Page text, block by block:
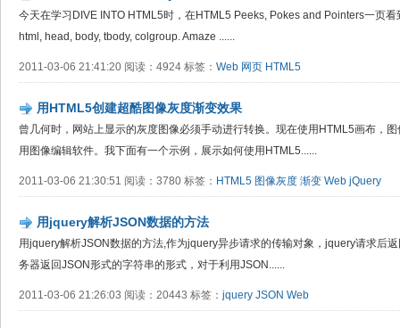
今天在学习DIVE INTO HTML5时，在HTML5 Peeks, Pokes and Pointers一页
html, head, body, tbody, colgroup. Amaze ......
2011-03-06 21:41:20 阅读：4924 标签： Web 网页 HTML5
用HTML5创建超酷图像灰度渐变效果
曾几何时，网站上显示的灰度图像必须手动进行转换。现在使用HTML5画布，
用图像编辑软件。我下面有一个示例，展示如何使用HTML5......
2011-03-06 21:30:51 阅读：3780 标签： HTML5 图像灰度 渐变 Web jQuery
用jquery解析JSON数据的方法
用jquery解析JSON数据的方法,作为jquery异步请求的传输对象，jquery请求后
务器返回JSON形式的字符串的形式，对于利用JSON......
2011-03-06 21:26:03 阅读：20443 标签： jquery JSON Web